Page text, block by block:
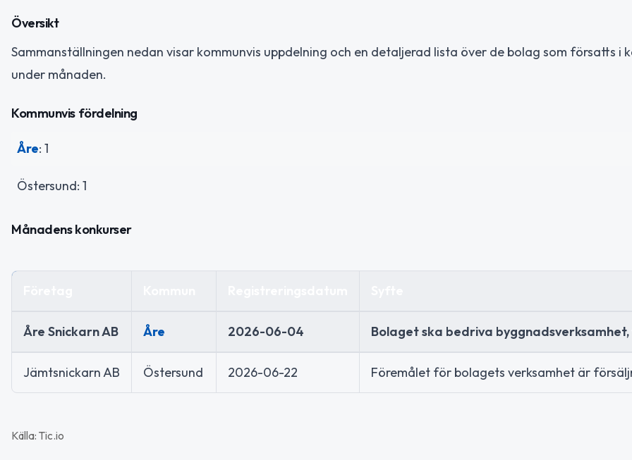
Översikt
Sammanställningen nedan visar kommunvis uppdelning och en detaljerad lista över de bolag som försatts i
under månaden.
Kommunvis fördelning
Åre: 1
Östersund: 1
Månadens konkurser
Åre Snickarn AB Åre 2026-06-04 Bolaget ska bedriva
Jämtsnickarn AB Östersund 2026-06-22 Föremålet för bolagets verksamhet är
Källa: Tic.io